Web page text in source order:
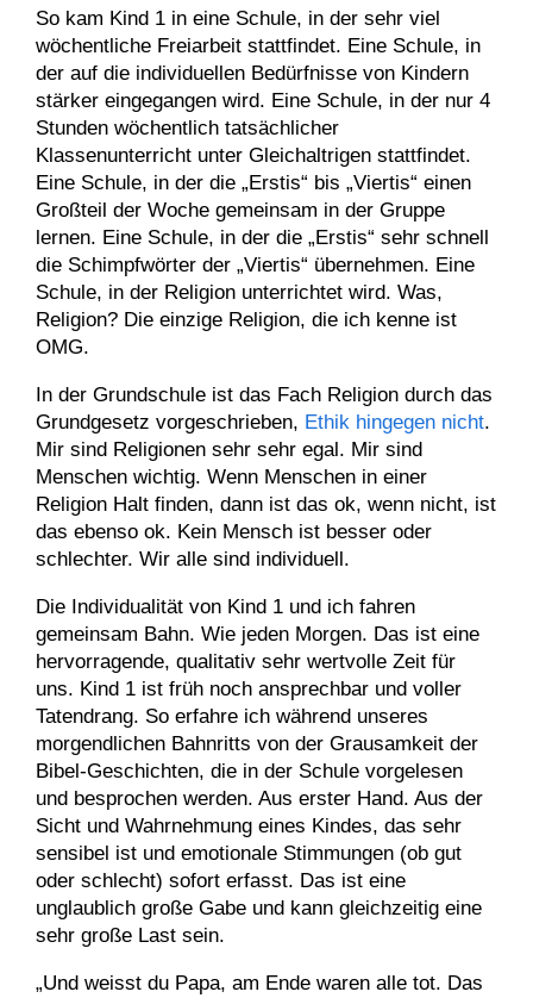
So kam Kind 1 in eine Schule, in der sehr viel
wöchentliche Freiarbeit stattfindet. Eine Schule, in
der auf die individuellen Bedürfnisse von Kindern
stärker eingegangen wird. Eine Schule, in der nur 4
Stunden wöchentlich tatsächlicher
Klassenunterricht unter Gleichaltrigen stattfindet.
Eine Schule, in der die „Erstis“ bis „Viertis“ einen
Großteil der Woche gemeinsam in der Gruppe
lernen. Eine Schule, in der die „Erstis“ sehr schnell
die Schimpfwörter der „Viertis“ übernehmen. Eine
Schule, in der Religion unterrichtet wird. Was,
Religion? Die einzige Religion, die ich kenne ist
OMG.
In der Grundschule ist das Fach Religion durch das
Grundgesetz vorgeschrieben, Ethik hingegen nicht.
Mir sind Religionen sehr sehr egal. Mir sind
Menschen wichtig. Wenn Menschen in einer
Religion Halt finden, dann ist das ok, wenn nicht, ist
das ebenso ok. Kein Mensch ist besser oder
schlechter. Wir alle sind individuell.
Die Individualität von Kind 1 und ich fahren
gemeinsam Bahn. Wie jeden Morgen. Das ist eine
hervorragende, qualitativ sehr wertvolle Zeit für
uns. Kind 1 ist früh noch ansprechbar und voller
Tatendrang. So erfahre ich während unseres
morgendlichen Bahnritts von der Grausamkeit der
Bibel-Geschichten, die in der Schule vorgelesen
und besprochen werden. Aus erster Hand. Aus der
Sicht und Wahrnehmung eines Kindes, das sehr
sensibel ist und emotionale Stimmungen (ob gut
oder schlecht) sofort erfasst. Das ist eine
unglaublich große Gabe und kann gleichzeitig eine
sehr große Last sein.
„Und weisst du Papa, am Ende waren alle tot. Das